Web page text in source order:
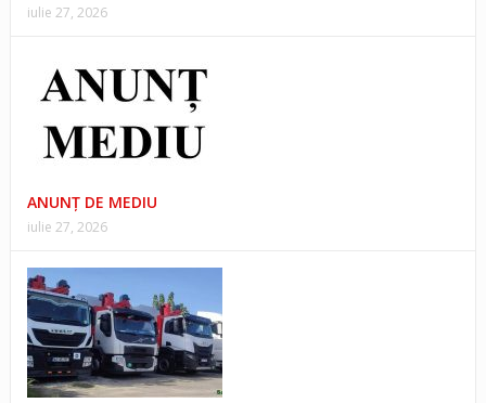
iulie 27, 2026
ANUNŢ DE MEDIU
iulie 27, 2026